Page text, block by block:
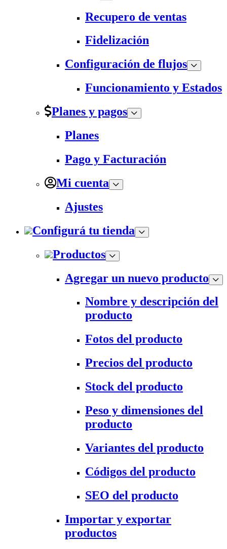
Recupero de ventas
Fidelización
Configuración de flujos
Funcionamiento y Estados
Planes y pagos
Planes
Pago y Facturación
Mi cuenta
Ajustes
Configurá tu tienda
Productos
Agregar un nuevo producto
Nombre y descripción del
producto
Fotos del producto
Precios del producto
Stock del producto
Peso y dimensiones del
producto
Variantes del producto
Códigos del producto
SEO del producto
Importar y exportar
productos